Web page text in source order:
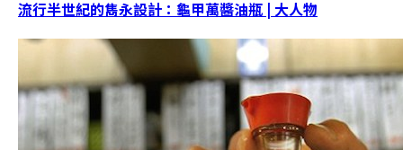
流行半世紀的雋永設計：龜甲萬醬油瓶 | 大人物